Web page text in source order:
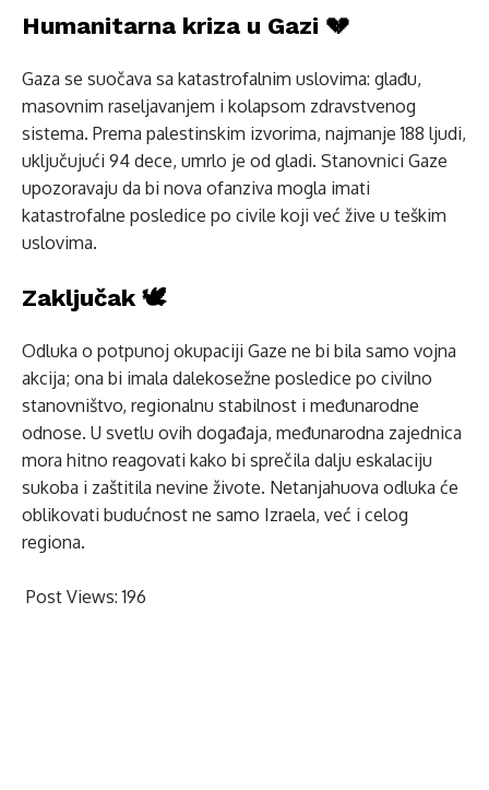
Humanitarna kriza u Gazi 💔
Gaza se suočava sa katastrofalnim uslovima: glađu,
masovnim raseljavanjem i kolapsom zdravstvenog
sistema. Prema palestinskim izvorima, najmanje 188 ljudi,
uključujući 94 dece, umrlo je od gladi. Stanovnici Gaze
upozoravaju da bi nova ofanziva mogla imati
katastrofalne posledice po civile koji već žive u teškim
uslovima.
Zaključak 🕊️
Odluka o potpunoj okupaciji Gaze ne bi bila samo vojna
akcija; ona bi imala dalekosežne posledice po civilno
stanovništvo, regionalnu stabilnost i međunarodne
odnose. U svetlu ovih događaja, međunarodna zajednica
mora hitno reagovati kako bi sprečila dalju eskalaciju
sukoba i zaštitila nevine živote. Netanjahuova odluka će
oblikovati budućnost ne samo Izraela, već i celog
regiona.
Post Views: 196